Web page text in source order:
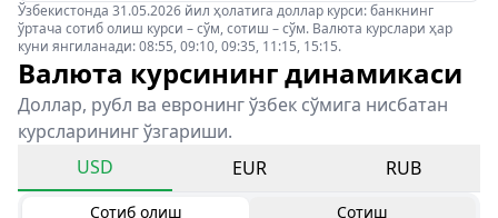
Ўзбекистонда 31.05.2026 йил ҳолатига доллар курси: банкнинг
ўртача сотиб олиш курси – сўм, сотиш – сўм. Валюта курслари ҳар
куни янгиланади: 08:55, 09:10, 09:35, 11:15, 15:15.
Валюта курсининг динамикаси
Доллар, рубл ва евронинг ўзбек сўмига нисбатан
курсларининг ўзгариши.
USD
EUR RUB
Сотиб олиш Сотиш